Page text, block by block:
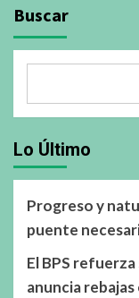
Buscar
Lo Último
Progreso y
puente
El BPS
anuncia